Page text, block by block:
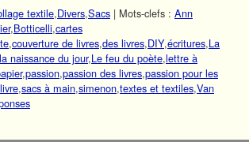
textile,Divers,Sacs | Mots-clefs : Ann
,Botticelli,cartes
,couverture de livres,des livres,DIY,écritures,La
la naissance du jour,Le feu du poète,lettre à
,passion,passion des livres,passion pour les
,sacs à main,simenon,textes et textiles,Van